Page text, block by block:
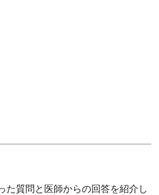
た質問と医師からの回答を紹介し